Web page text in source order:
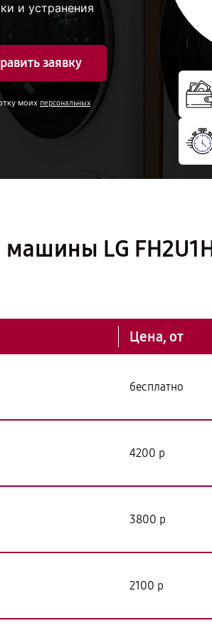
и устранения
заявку
моих персональных
LG
Цена, от
бесплатно
4200 р
3800 р
2100 р